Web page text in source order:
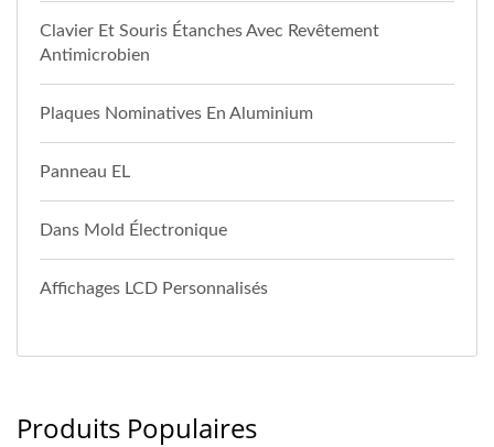
Clavier Et Souris Étanches Avec Revêtement
Antimicrobien
Plaques Nominatives En Aluminium
Panneau EL
Dans Mold Électronique
Affichages LCD Personnalisés
Produits Populaires